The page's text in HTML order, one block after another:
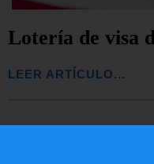
Lotería de visa
LEER ARTÍCULO...